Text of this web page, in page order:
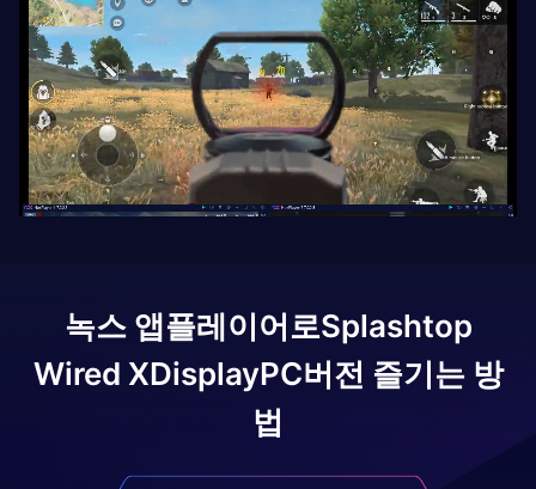
녹스 앱플레이어로Splashtop
Wired XDisplayPC버전 즐기는 방
법